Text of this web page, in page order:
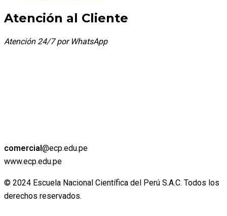
Atención al Cliente
Atención 24/7 por WhatsApp
comercial @ecp.edu.pe
www.ecp.edu.pe
© 2024 Escuela Nacional Científica del Perú S.A.C. Todos los
derechos reservados.